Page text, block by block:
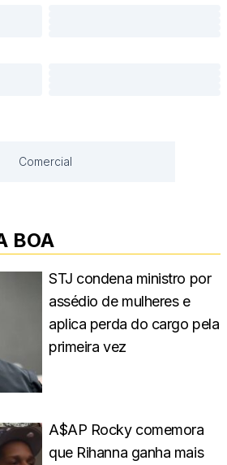
Comercial
BOA
STJ condena ministro por
assédio de mulheres e
aplica perda do cargo pela
primeira vez
A$AP Rocky comemora
que Rihanna ganha mais